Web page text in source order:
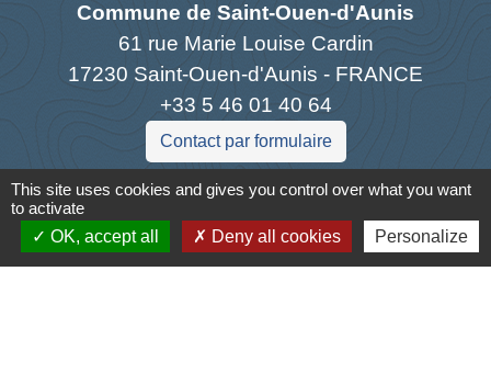
Commune de Saint-Ouen-d'Aunis
61 rue Marie Louise Cardin
17230 Saint-Ouen-d'Aunis - FRANCE
+33 5 46 01 40 64
Contact par formulaire
This site uses cookies and gives you control over what you want
to activate
OK, accept all
Deny all cookies Personalize